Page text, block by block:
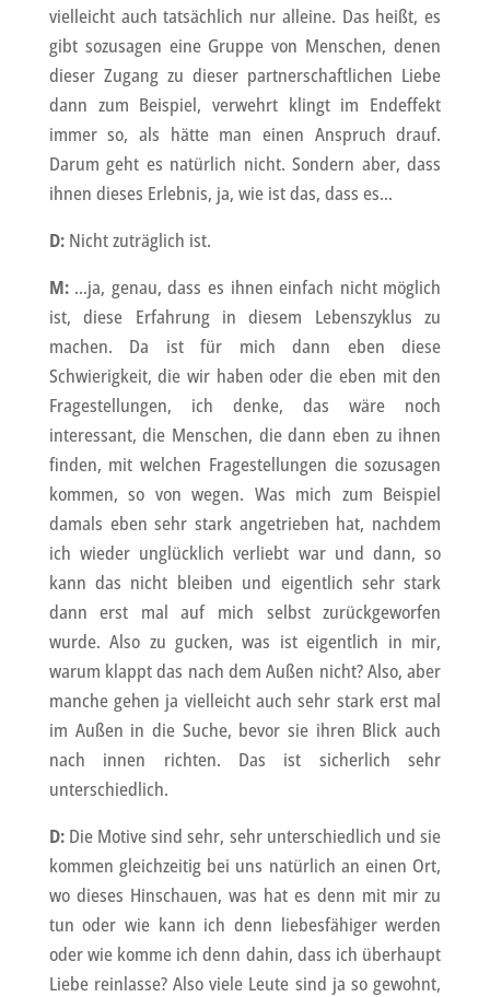
vielleicht auch tatsächlich nur alleine. Das heißt, es
gibt sozusagen eine Gruppe von Menschen, denen
dieser Zugang zu dieser partnerschaftlichen Liebe
dann zum Beispiel, verwehrt klingt im Endeffekt
immer so, als hätte man einen Anspruch drauf.
Darum geht es natürlich nicht. Sondern aber, dass
ihnen dieses Erlebnis, ja, wie ist das, dass es…
D:Nicht zuträglich ist.
M:…ja, genau, dass es ihnen einfach nicht möglich
ist, diese Erfahrung in diesem Lebenszyklus zu
machen. Da ist für mich dann eben diese
Schwierigkeit, die wir haben oder die eben mit den
Fragestellungen, ich denke, das wäre noch
interessant, die Menschen, die dann eben zu ihnen
finden, mit welchen Fragestellungen die sozusagen
kommen, so von wegen. Was mich zum Beispiel
damals eben sehr stark angetrieben hat, nachdem
ich wieder unglücklich verliebt war und dann, so
kann das nicht bleiben und eigentlich sehr stark
dann erst mal auf mich selbst zurückgeworfen
wurde. Also zu gucken, was ist eigentlich in mir,
warum klappt das nach dem Außen nicht? Also, aber
manche gehen ja vielleicht auch sehr stark erst mal
im Außen in die Suche, bevor sie ihren Blick auch
nach innen richten. Das ist sicherlich sehr
unterschiedlich.
D:Die Motive sind sehr, sehr unterschiedlich und sie
kommen gleichzeitig bei uns natürlich an einen Ort,
wo dieses Hinschauen, was hat es denn mit mir zu
tun oder wie kann ich denn liebesfähiger werden
oder wie komme ich denn dahin, dass ich überhaupt
Liebe reinlasse? Also viele Leute sind ja so gewohnt,